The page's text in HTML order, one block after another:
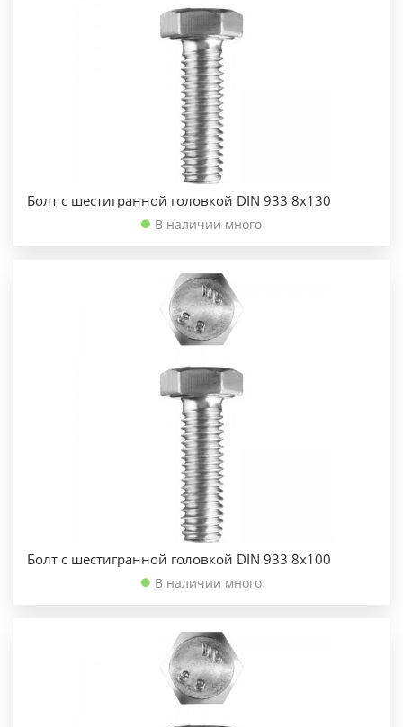
Болт с шестигранной головкой DIN 933 8х130
В наличии много
Болт с шестигранной головкой DIN 933 8х100
В наличии много